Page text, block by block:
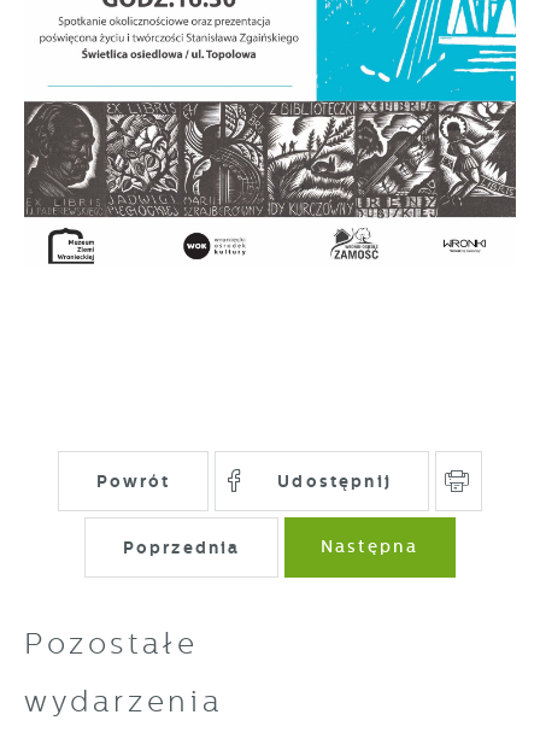
Powrót Udostępnij
Poprzednia Następna
Pozostałe
wydarzenia
pojawić się na stronach podmiotów trzecich
lub firm będących naszymi partnerami oraz
innych dostawców usług. Firmy te działają w
charakterze pośredników prezentujących nasze
treści w postaci wiadomości, ofert,
komunikatów mediów społecznościowych.